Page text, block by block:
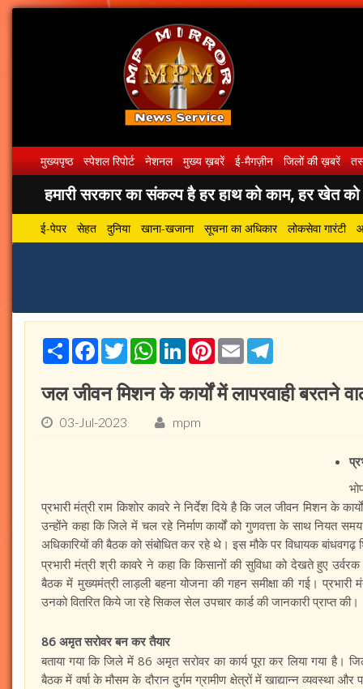
मुख्यपृष्ठ स्पेशल रिपोर्ट नेशनल मुख्य ख़बरें ई-मैगज़ीन जिलों की ख़बरें
हमारी सरकार का संकल्प है हर हाथ को काम, हर खेत को
ई-पेपर सेहत दुनिया खाना-खजाना सूचना का अधिकार लोकसेवा गारंटी
ShareFacebook
TwitterWhatsApp
LinkedInPinterest
Email
जल जीवन मिशन के कार्यों में लापरवाही बरतने
03-Jul-2023 mpm
प्रभारी मंत्री राम किशोर कावरे ने निर्देश दिये है कि जल जीवन मिशन के
उन्होंने कहा कि जिले में चल रहे निर्माण कार्यों को गुणवत्ता के साथ नियत
अधिकारियों की बैठक को संबोधित कर रहे थे। इस मौके पर विधायक बांधवगढ़
प्रभारी मंत्री श्री कावरे ने कहा कि किसानों की सुविधा को देखते हुए
बैठक में मुख्यमंत्री लाड़ली बहना योजना की गहन समीक्षा की गई।
उनको वितरित किये जा रहे सिकल सेल उपचार कार्ड की जानकारी प्राप्त
86 अमृत सरोवर बन कर तैयार
बताया गया कि जिले में 86 अमृत सरोवर का कार्य पूरा कर लिया गया है।
बैठक में वर्षा के मौसम के दौरान दुर्गम ग्रामीण क्षेत्रों में खाद्यान्न व्यवस्था और